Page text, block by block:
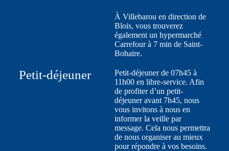
À Villebarou en direction de
Blois, vous trouverez
également un hypermarché
Carrefour à 7 min de Saint-
Bohaire.
Petit-déjeuner
Petit-déjeuner de 07h45 à
11h00 en libre-service. Afin
de profiter d’un petit-
déjeuner avant 7h45, nous
vous invitons à nous en
informer la veille par
message. Cela nous permettra
de nous organiser au mieux
pour répondre à vos besoins.